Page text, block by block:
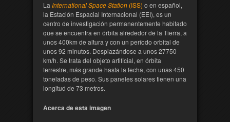
La International Space Station (ISS) o en español,
la Estación Espacial Internacional (EEI), es un
centro de investigación permanentemente habitado
que se encuentra en órbita alrededor de la Tierra, a
unos 400km de altura y con un período orbital de
unos 92 minutos. Desplazándose a unos 27750
km/h. Se trata del objeto artificial, en órbita
terrestre, más grande hasta la fecha, con unas 450
toneladas de peso. Sus paneles solares tienen una
longitud de 73 metros.
Acerca de esta imagen